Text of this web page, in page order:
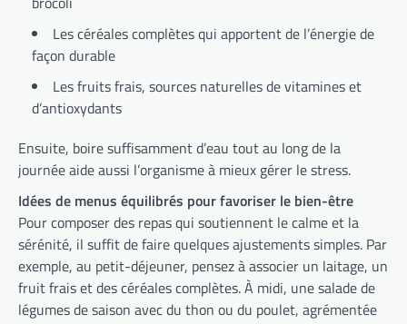
Les céréales complètes qui apportent de l’énergie de
façon durable
Les fruits frais, sources naturelles de vitamines et
d’antioxydants
Ensuite, boire suffisamment d’eau tout au long de la
journée aide aussi l’organisme à mieux gérer le stress.
Idées de menus équilibrés pour favoriser le bien-être
Pour composer des repas qui soutiennent le calme et la
sérénité, il suffit de faire quelques ajustements simples. Par
exemple, au petit-déjeuner, pensez à associer un laitage, un
fruit frais et des céréales complètes. À midi, une salade de
légumes de saison avec du thon ou du poulet, agrémentée